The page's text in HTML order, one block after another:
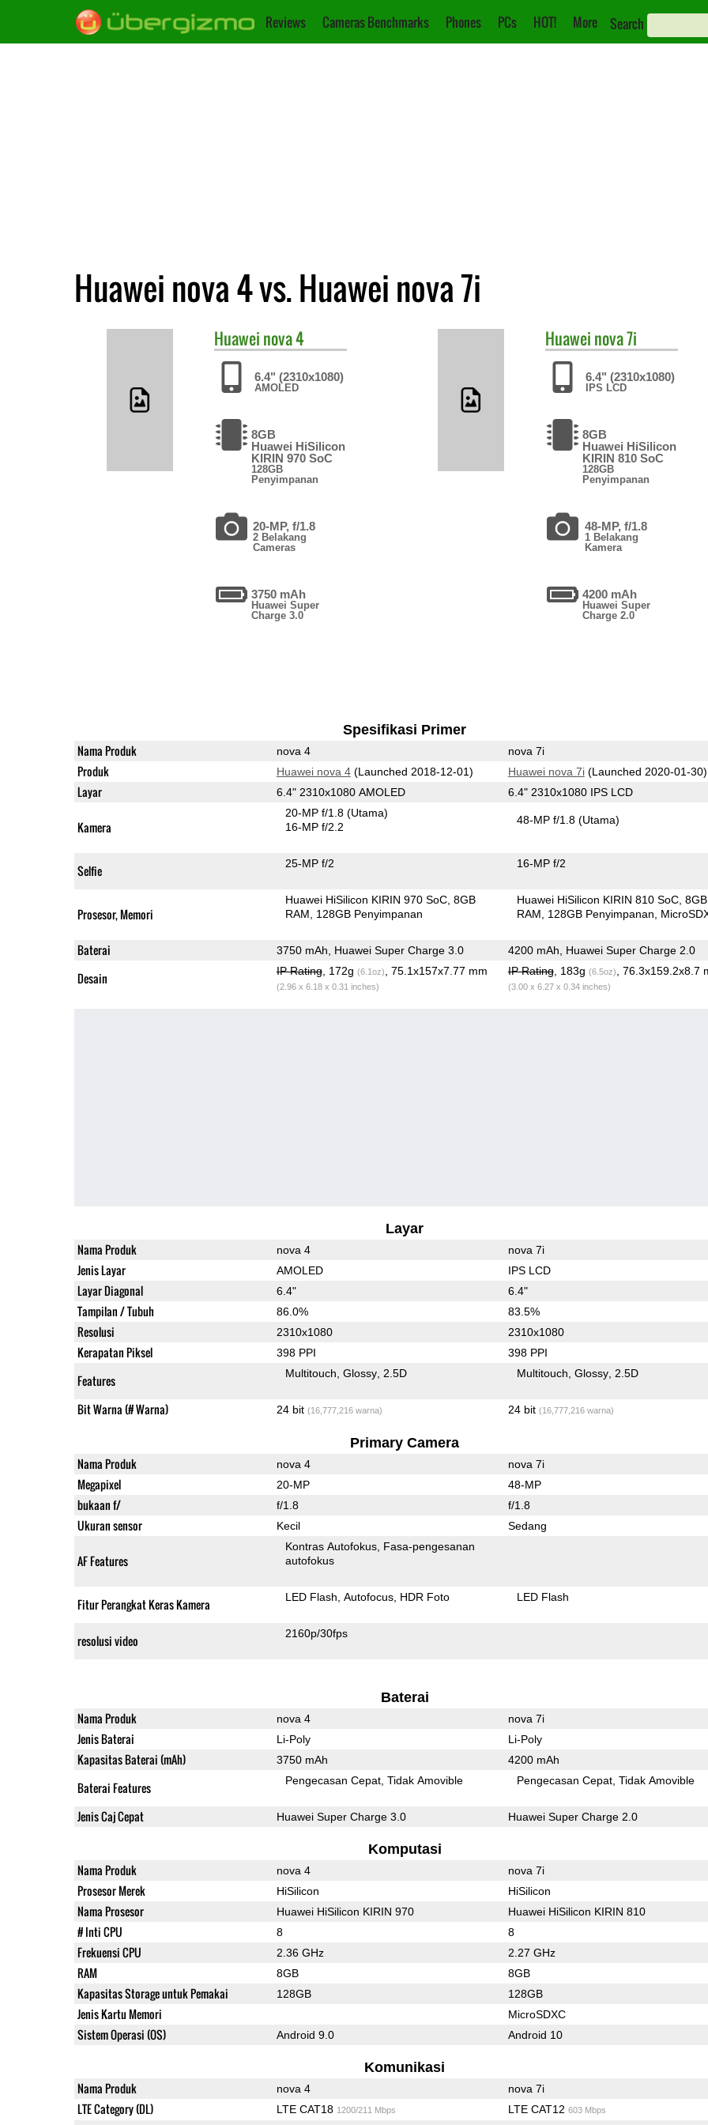
Reviews Cameras Benchmarks Phones PCs HOT! More Search
Huawei nova 4 vs. Huawei nova 7i
Huawei nova 4
6.4" (2310x1080)
AMOLED
8GB
Huawei HiSilicon
KIRIN 970 SoC
128GB
Penyimpanan
20-MP, f/1.8
2 Belakang
Cameras
3750 mAh
Huawei Super
Charge 3.0
Huawei nova 7i
6.4" (2310x1080)
IPS LCD
8GB
Huawei HiSilicon
KIRIN 810 SoC
128GB
Penyimpanan
48-MP, f/1.8
1 Belakang
Kamera
4200 mAh
Huawei Super
Charge 2.0
Spesifikasi Primer
Nama Produk nova 4 nova 7i
Produk Huawei nova 4(Launched 2018-12-01) Huawei nova 7i(Launched 2020-01-30)
Layar 6.4" 2310x1080 AMOLED 6.4" 2310x1080 IPS LCD
Kamera
20-MP f/1.8(Utama)
16-MP f/2.2
48-MP f/1.8(Utama)
Selfie 25-MP f/2 16-MP f/2
Prosesor, Memori
Huawei HiSilicon KIRIN 970 SoC 8GB
RAM
128GB Penyimpanan
Huawei HiSilicon KIRIN 810 SoC 8GB
RAM
128GB Penyimpanan
Baterai 3750 mAh, Huawei Super Charge 3.0 4200 mAh, Huawei Super Charge 2.0
Desain IP Rating, 172g (6.1oz) , 75.1x157x7.77 mm
(2.96 x 6.18 x 0.31 inches)
IP Rating, 183g (6.5oz) , 76.3x159.2x8.7
(3.00 x 6.27 x 0.34 inches)
Layar
Nama Produk nova 4 nova 7i
Jenis Layar AMOLED IPS LCD
Layar Diagonal 6.4" 6.4"
Tampilan / Tubuh 86.0% 83.5%
Resolusi 2310x1080 2310x1080
Kerapatan Piksel 398 PPI 398 PPI
Features Multitouch Glossy 2.5D Multitouch Glossy 2.5D
Bit Warna (# Warna) 24 bit (16,777,216 warna) 24 bit (16,777,216 warna)
Primary Camera
Nama Produk nova 4 nova 7i
Megapixel 20-MP 48-MP
bukaan f/ f/1.8 f/1.8
Ukuran sensor Kecil Sedang
AF Features
Kontras Autofokus Fasa-pengesanan
autofokus
Fitur Perangkat Keras Kamera LED Flash Autofocus HDR Foto LED Flash
resolusi video 2160p/30fps
Baterai
Nama Produk nova 4 nova 7i
Jenis Baterai Li-Poly Li-Poly
Kapasitas Baterai (mAh) 3750 mAh 4200 mAh
Baterai Features Pengecasan Cepat Tidak Amovible Pengecasan Cepat Tidak Amovible
Jenis Caj Cepat Huawei Super Charge 3.0 Huawei Super Charge 2.0
Komputasi
Nama Produk nova 4 nova 7i
Prosesor Merek HiSilicon HiSilicon
Nama Prosesor Huawei HiSilicon KIRIN 970 Huawei HiSilicon KIRIN 810
# Inti CPU 8 8
Frekuensi CPU 2.36 GHz 2.27 GHz
RAM 8GB 8GB
Kapasitas Storage untuk Pemakai 128GB 128GB
Jenis Kartu Memori MicroSDXC
Sistem Operasi (OS) Android 9.0 Android 10
Komunikasi
Nama Produk nova 4 nova 7i
LTE Category (DL) LTE CAT18 1200/211 Mbps LTE CAT12 603 Mbps